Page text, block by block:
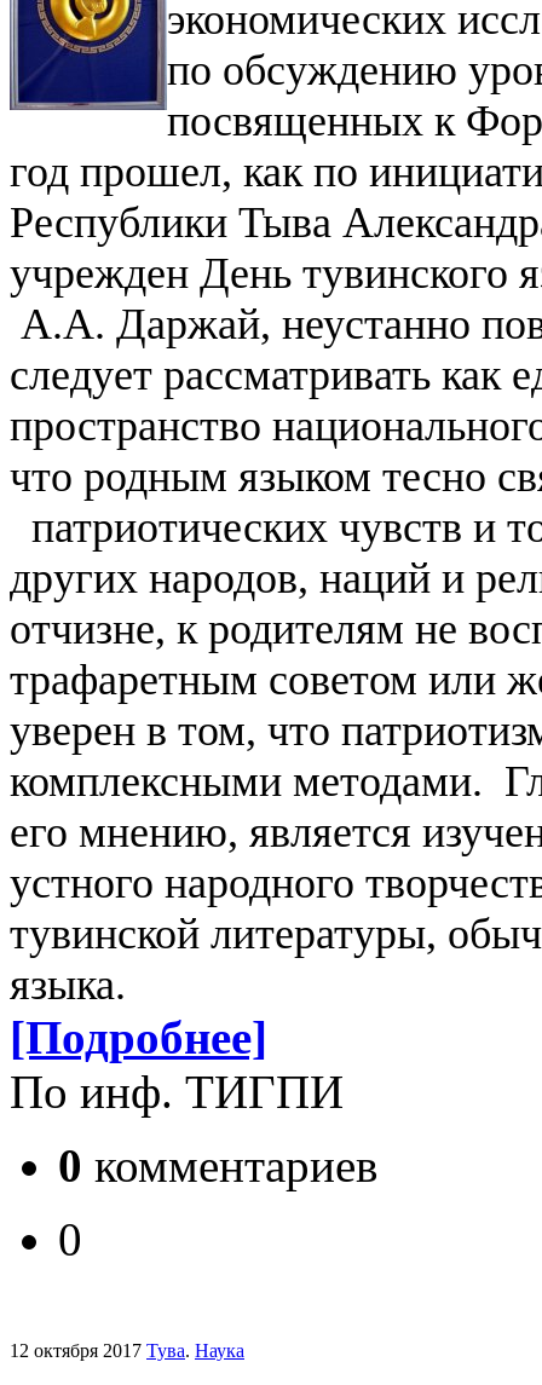
экономических
по обсуждению
посвященных к
год прошел, как по
Республики Тыва
учрежден День тувинского
А.А. Даржай, неустанно
следует рассматривать как
пространство
что родным языком тесно
патриотических чувств и
других народов, наций и
отчизне, к родителям не
трафаретным советом или
уверен в том, что
комплексными методами.
его мнению, является
устного народного
тувинской литературы,
языка.
[Подробнее]
По инф. ТИГПИ
0 комментариев
0
12 октября 2017 Тува. Наука